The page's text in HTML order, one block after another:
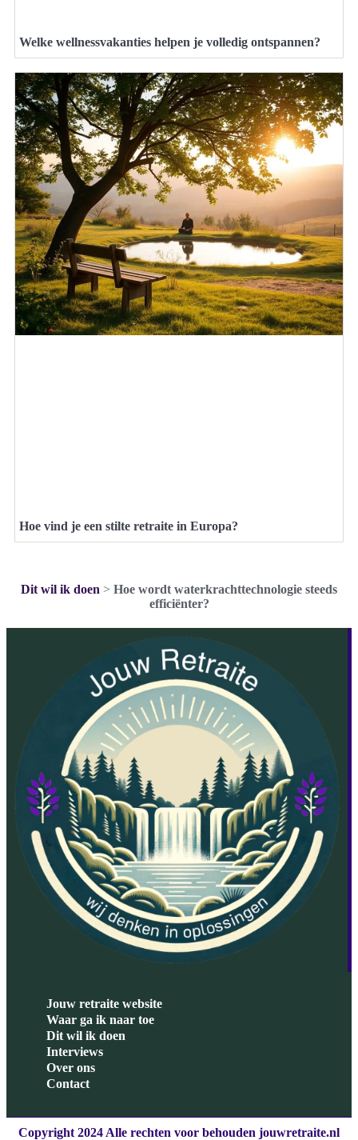
Welke wellnessvakanties helpen je volledig ontspannen?
Hoe vind je een stilte retraite in Europa?
Dit wil ik doen > Hoe wordt waterkrachttechnologie steeds
efficiënter?
Jouw retraite website
Waar ga ik naar toe
Dit wil ik doen
Interviews
Over ons
Contact
Copyright 2024 Alle rechten voor behouden jouwretraite.nl